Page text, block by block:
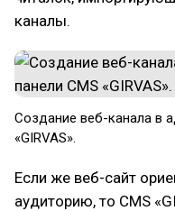
каналы.
Создание веб-канала в
«GIRVAS».
Если же веб-сайт
аудиторию, то CMS